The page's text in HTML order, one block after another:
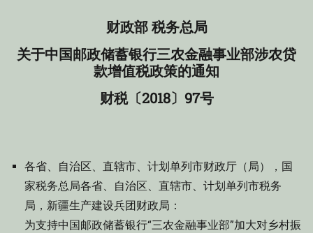
财政部 税务总局
关于中国邮政储蓄银行三农金融事业部涉农贷
款增值税政策的通知
财税〔2018〕97号
各省、自治区、直辖市、计划单列市财政厅（局），国
家税务总局各省、自治区、直辖市、计划单列市税务
局，新疆生产建设兵团财政局：
为支持中国邮政储蓄银行“三农金融事业部”加大对乡村振